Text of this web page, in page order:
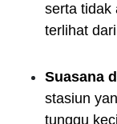
serta tidak
terlihat
Suasana
stasiun
tunggu